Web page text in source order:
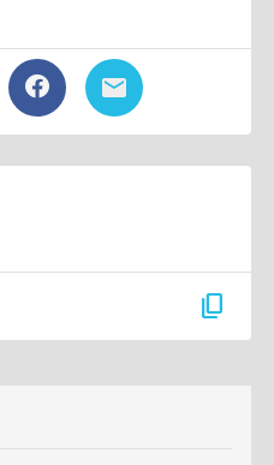
content_copy